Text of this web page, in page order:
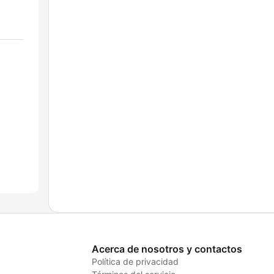
Acerca de nosotros y contactos
Política de privacidad